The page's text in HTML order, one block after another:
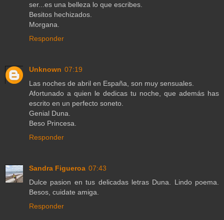
ser...es una belleza lo que escribes.
Besitos hechizados.
Morgana.
Responder
Unknown 07:19
Las noches de abril en España, son muy sensuales.
Afortunado a quien le dedicas tu noche, que además has
escrito en un perfecto soneto.
Genial Duna.
Beso Princesa.
Responder
Sandra Figueroa 07:43
Dulce pasion en tus delicadas letras Duna. Lindo poema.
Besos, cuidate amiga.
Responder